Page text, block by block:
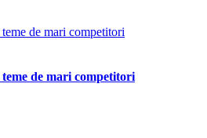
de mari competitori